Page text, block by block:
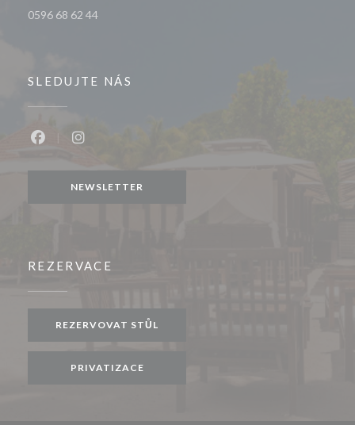
0596 68 62 44
SLEDUJTE NÁS
NEWSLETTER
REZERVACE
REZERVOVAT STŮL
PRIVATIZACE